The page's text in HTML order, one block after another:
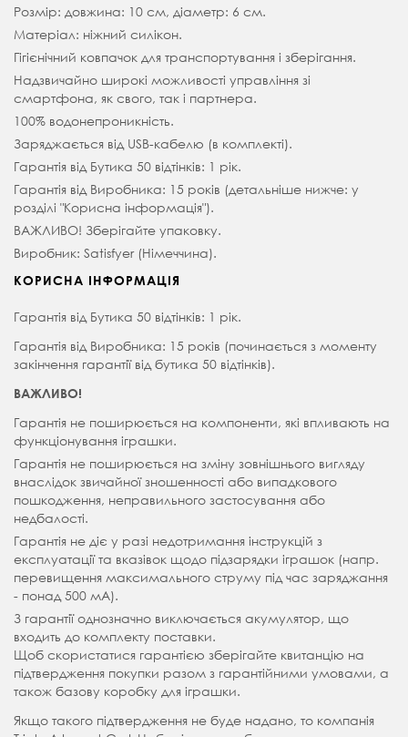
Розмір: довжина: 10 см, діаметр: 6 см.
Матеріал: ніжний силікон.
Гігієнічний ковпачок для транспортування і зберігання.
Надзвичайно широкі можливості управління зі
смартфона, як свого, так і партнера.
100% водонепроникність.
Заряджається від USB-кабелю (в комплекті).
Гарантія від Бутика 50 відтінків: 1 рік.
Гарантія від Виробника: 15 років (детальніше нижче: у
розділі "Корисна інформація").
ВАЖЛИВО! Зберігайте упаковку.
Виробник: Satisfyer (Німеччина).
КОРИСНА ІНФОРМАЦІЯ
Гарантія від Бутика 50 відтінків: 1 рік.
Гарантія від Виробника: 15 років (починається з моменту
закінчення гарантії від бутика 50 відтінків).
ВАЖЛИВО!
Гарантія не поширюється на компоненти, які впливають на
функціонування іграшки.
Гарантія не поширюється на зміну зовнішнього вигляду
внаслідок звичайної зношенності або випадкового
пошкодження, неправильного застосування або
недбалості.
Гарантія не діє у разі недотримання інструкцій з
експлуатації та вказівок щодо підзарядки іграшок (напр.
перевищення максимального струму під час заряджання
- понад 500 мА).
З гарантії однозначно виключається акумулятор, що
входить до комплекту поставки.
Щоб скористатися гарантією зберігайте квитанцію на
підтвердження покупки разом з гарантійними умовами, а
також базову коробку для іграшки.
Якщо такого підтвердження не буде надано, то компанія